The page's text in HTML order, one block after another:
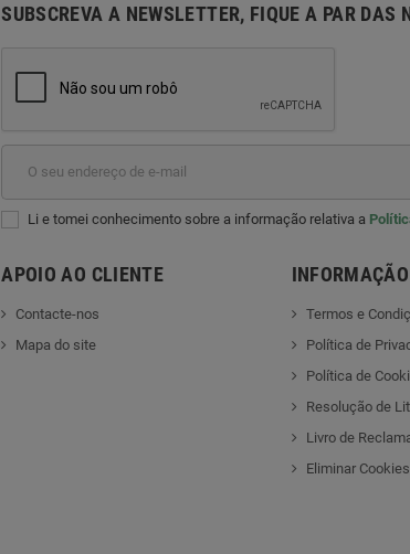
SUBSCREVA A NEWSLETTER, FIQUE A PAR DAS
Li e tomei conhecimento sobre a informação relativa a
APOIO AO CLIENTE
Contacte-nos
Mapa do site
Termos e
Política de
Política de
Resolução de
Livro de
Eliminar